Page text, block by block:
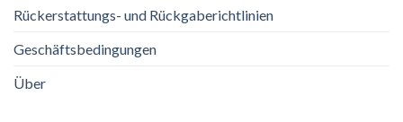
Rückerstattungs- und Rückgaberichtlinien
Geschäftsbedingungen
Über